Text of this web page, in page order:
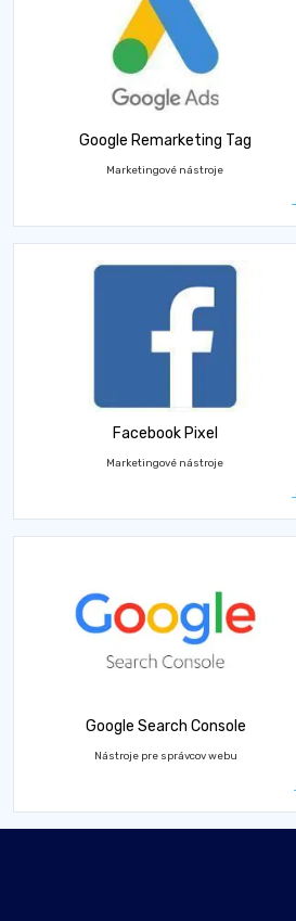
Google Remarketing Tag
Marketingové nástroje
Facebook Pixel
Marketingové nástroje
Google Search Console
Nástroje pre správcov webu